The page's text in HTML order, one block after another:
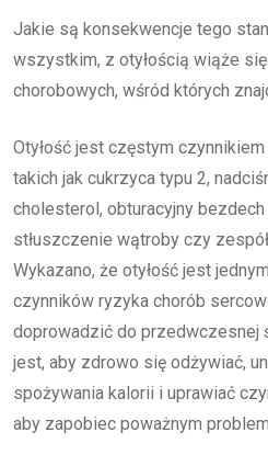
Jakie są konsekwencje tego
wszystkim, z otyłością wiąże
chorobowych, wśród których
Otyłość jest częstym
takich jak cukrzyca typu 2,
cholesterol, obturacyjny bezdech
stłuszczenie wątroby czy
Wykazano, że otyłość jest
czynników ryzyka chorób
doprowadzić do przedwczesnej
jest, aby zdrowo się odżywiać,
spożywania kalorii i uprawiać
aby zapobiec poważnym